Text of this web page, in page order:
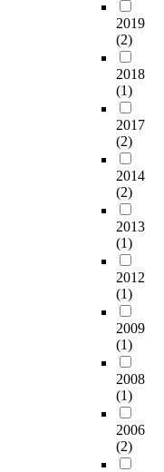
2019
(2)
2018
(1)
2017
(2)
2014
(2)
2013
(1)
2012
(1)
2009
(1)
2008
(1)
2006
(2)